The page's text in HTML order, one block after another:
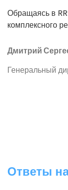
Обращаясь в
комплексного
Дмитрий
Генеральный
Ответы